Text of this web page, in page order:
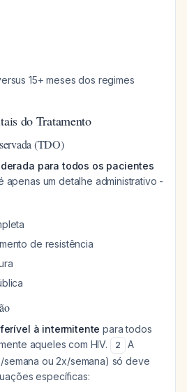
15+ meses dos regimes
do Tratamento
(TDO)
para todos os pacientes
apenas um detalhe administrativo -
de resistência
à intermitente para todos
aqueles com HIV.
2
A
semana ou 2x/semana) só deve
específicas: